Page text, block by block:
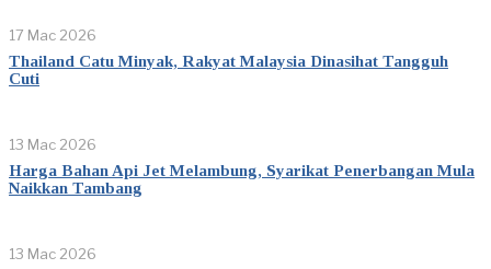
17 Mac 2026
Thailand Catu Minyak, Rakyat Malaysia Dinasihat Tangguh
Cuti
13 Mac 2026
Harga Bahan Api Jet Melambung, Syarikat Penerbangan Mula
Naikkan Tambang
13 Mac 2026